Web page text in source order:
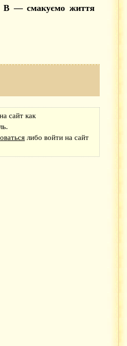
В — смакуємо життя
сайт как
либо войти на сайт